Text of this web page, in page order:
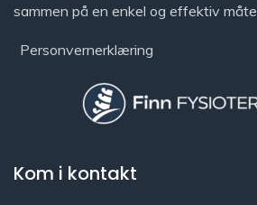
sammen på en enkel og effektiv måte.
Personvernerklæring
Kom i kontakt